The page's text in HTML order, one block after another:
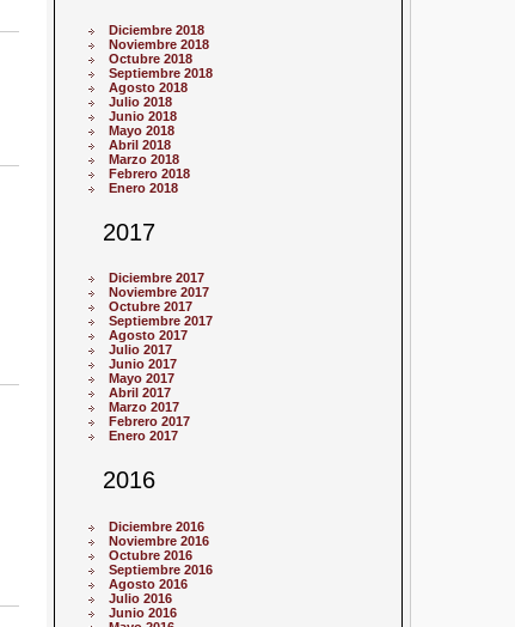
Diciembre 2018
Noviembre 2018
Octubre 2018
Septiembre 2018
Agosto 2018
Julio 2018
Junio 2018
Mayo 2018
Abril 2018
Marzo 2018
Febrero 2018
Enero 2018
2017
Diciembre 2017
Noviembre 2017
Octubre 2017
Septiembre 2017
Agosto 2017
Julio 2017
Junio 2017
Mayo 2017
Abril 2017
Marzo 2017
Febrero 2017
Enero 2017
2016
Diciembre 2016
Noviembre 2016
Octubre 2016
Septiembre 2016
Agosto 2016
Julio 2016
Junio 2016